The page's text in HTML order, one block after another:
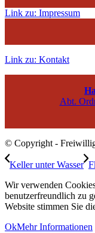
Link zu: Impressum
Link zu: Kontakt
Abt.
© Copyright -
Keller unter Wasser
Wir verwenden
benutzerfreundlich zu
Website stimmen Sie
OkMehr Informationen